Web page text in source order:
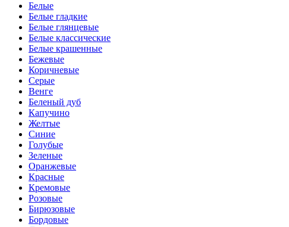
Белые
Белые гладкие
Белые глянцевые
Белые классические
Белые крашенные
Бежевые
Коричневые
Серые
Венге
Беленый дуб
Капучино
Желтые
Синие
Голубые
Зеленые
Оранжевые
Красные
Кремовые
Розовые
Бирюзовые
Бордовые